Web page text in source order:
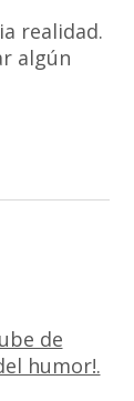
realidad.
algún